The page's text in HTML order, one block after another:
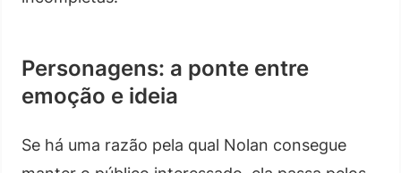
Personagens: a ponte entre
emoção e ideia
Se há uma razão pela qual Nolan consegue